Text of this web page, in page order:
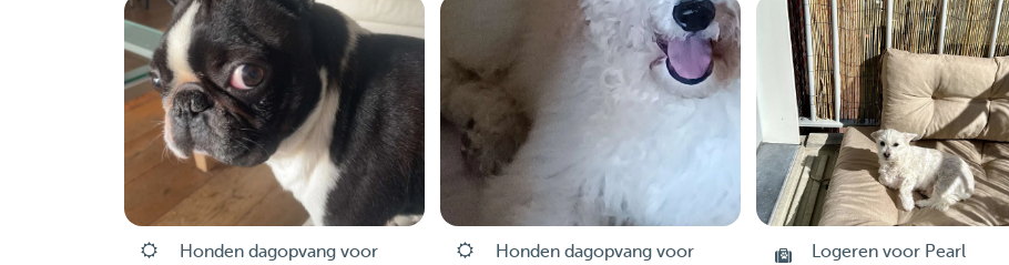
Honden dagopvang voor
Honden dagopvang voor
Logeren voor Pearl